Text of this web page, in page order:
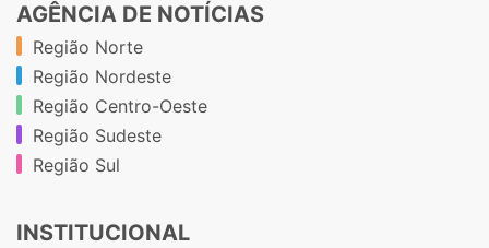
AGÊNCIA DE NOTÍCIAS
Região Norte
Região Nordeste
Região Centro-Oeste
Região Sudeste
Região Sul
INSTITUCIONAL